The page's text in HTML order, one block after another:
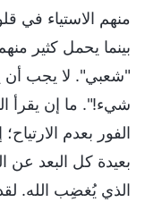
منهم الاستياء في
بينما يحمل كثير
"شعبي". لا يجب أن
شيء!". ما إن يقرأ
الفور بعدم
بعيدة كل البعد عن
الذي يُغضِب الله.